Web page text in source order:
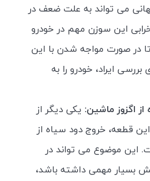
می تواند به علت ضعف در
این سوزن مهم در خودرو
در صورت مواجه شدن با این
ایراد، خودرو را به
اگزوز ماشین: یکی دیگر از
قطعه، خروج دود سیاه از
این موضوع می تواند در
بسیار مهمی داشته باشد،